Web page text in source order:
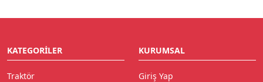
KATEGORILER
Traktör
KURUMSAL
Giriş Yap